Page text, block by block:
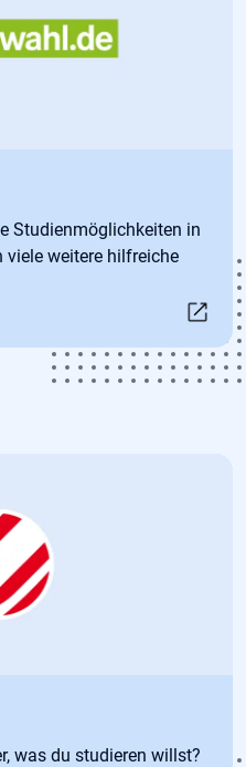
Studienmöglichkeiten in
viele weitere hilfreiche
was du studieren willst?